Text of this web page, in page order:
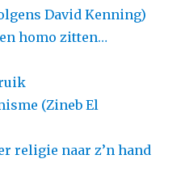
David Kenning)
homo zitten…
(Zineb El
religie naar z’n hand